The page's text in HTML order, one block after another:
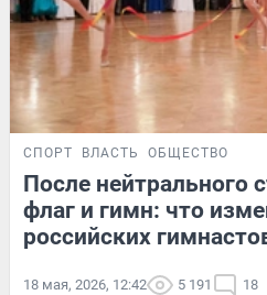
СПОРТ ВЛАСТЬ ОБЩЕСТВО
После нейтрального
флаг и гимн: что
российских
18 мая, 2026, 12:42 5 191 18